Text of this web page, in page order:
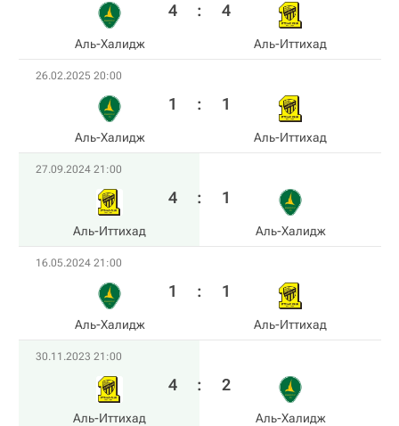
Аль-Халидж
4 : 4
Аль-Иттихад
26.02.2025 20:00
Аль-Халидж
1 : 1
Аль-Иттихад
27.09.2024 21:00
Аль-Иттихад
4 : 1
Аль-Халидж
16.05.2024 21:00
Аль-Халидж
1 : 1
Аль-Иттихад
30.11.2023 21:00
Аль-Иттихад
4 : 2
Аль-Халидж